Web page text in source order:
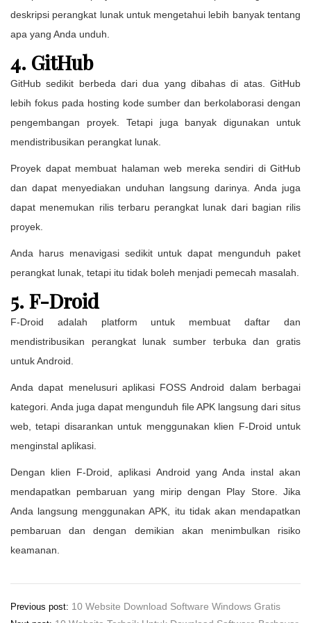
deskripsi perangkat lunak untuk mengetahui lebih banyak tentang
apa yang Anda unduh.
4. GitHub
GitHub sedikit berbeda dari dua yang dibahas di atas. GitHub
lebih fokus pada hosting kode sumber dan berkolaborasi dengan
pengembangan proyek. Tetapi juga banyak digunakan untuk
mendistribusikan perangkat lunak.
Proyek dapat membuat halaman web mereka sendiri di GitHub
dan dapat menyediakan unduhan langsung darinya. Anda juga
dapat menemukan rilis terbaru perangkat lunak dari bagian rilis
proyek.
Anda harus menavigasi sedikit untuk dapat mengunduh paket
perangkat lunak, tetapi itu tidak boleh menjadi pemecah masalah.
5. F-Droid
F-Droid adalah platform untuk membuat daftar dan
mendistribusikan perangkat lunak sumber terbuka dan gratis
untuk Android.
Anda dapat menelusuri aplikasi FOSS Android dalam berbagai
kategori. Anda juga dapat mengunduh file APK langsung dari situs
web, tetapi disarankan untuk menggunakan klien F-Droid untuk
menginstal aplikasi.
Dengan klien F-Droid, aplikasi Android yang Anda instal akan
mendapatkan pembaruan yang mirip dengan Play Store. Jika
Anda langsung menggunakan APK, itu tidak akan mendapatkan
pembaruan dan dengan demikian akan menimbulkan risiko
keamanan.
Post
Previous post: 10 Website Download Software Windows Gratis